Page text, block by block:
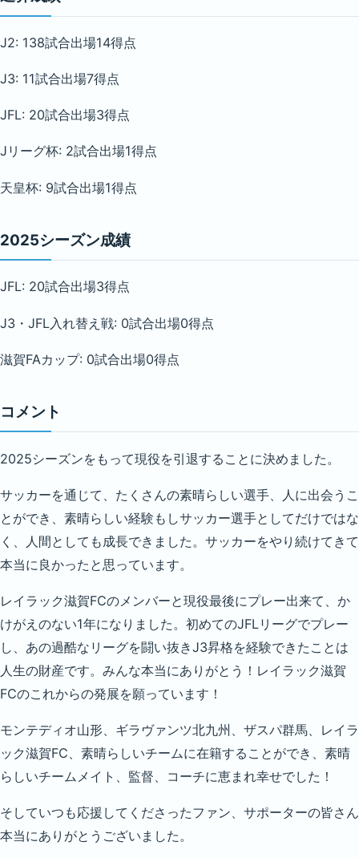
J2: 138試合出場14得点
J3: 11試合出場7得点
JFL: 20試合出場3得点
Jリーグ杯: 2試合出場1得点
天皇杯: 9試合出場1得点
2025シーズン成績
JFL: 20試合出場3得点
J3・JFL入れ替え戦: 0試合出場0得点
滋賀FAカップ: 0試合出場0得点
コメント
2025シーズンをもって現役を引退することに決めました。
サッカーを通じて、たくさんの素晴らしい選手、人に出会うこ
とができ、素晴らしい経験もしサッカー選手としてだけではな
く、人間としても成長できました。サッカーをやり続けてきて
本当に良かったと思っています。
レイラック滋賀FCのメンバーと現役最後にプレー出来て、か
けがえのない1年になりました。初めてのJFLリーグでプレー
し、あの過酷なリーグを闘い抜きJ3昇格を経験できたことは
人生の財産です。みんな本当にありがとう！レイラック滋賀
FCのこれからの発展を願っています！
モンテディオ山形、ギラヴァンツ北九州、ザスパ群馬、レイラ
ック滋賀FC、素晴らしいチームに在籍することができ、素晴
らしいチームメイト、監督、コーチに恵まれ幸せでした！
そしていつも応援してくださったファン、サポーターの皆さん
本当にありがとうございました。